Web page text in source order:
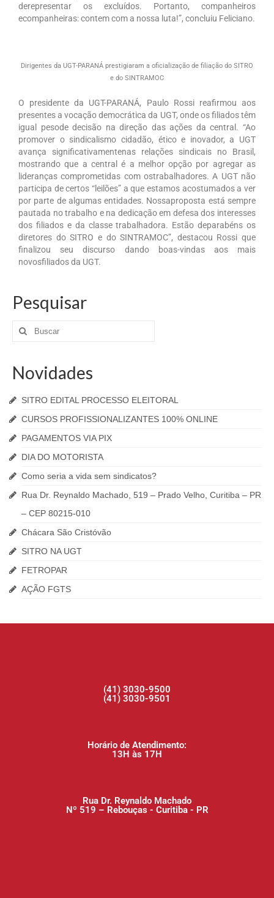
derepresentar os excluídos. Portanto, companheiros
ecompanheiras: contem com a nossa luta!”, concluiu Feliciano.
Dirigentes da UGT-PARANÁ prestigiaram a oficialização de filiação do SITRO
e do SINTRAMOC
O presidente da UGT-PARANÁ, Paulo Rossi reafirmou aos
presentes a vocação democrática da UGT, onde os filiados têm
igual pesode decisão na direção das ações da central. “Ao
promover o sindicalismo cidadão, ético e inovador, a UGT
avança significativamentenas relações sindicais no Brasil,
mostrando que a central é a melhor opção por agregar as
lideranças comprometidas com ostrabalhadores. A UGT não
participa de certos “leilões” a que estamos acostumados a ver
por parte de algumas entidades. Nossaproposta está sempre
pautada no trabalho e na dedicação em defesa dos interesses
dos filiados e da classe trabalhadora. Estão deparabéns os
diretores do SITRO e do SINTRAMOC”, destacou Rossi que
finalizou seu discurso dando boas-vindas aos mais
novosfiliados da UGT.
Pesquisar
Novidades
SITRO EDITAL PROCESSO ELEITORAL
CURSOS PROFISSIONALIZANTES 100% ONLINE
PAGAMENTOS VIA PIX
DIA DO MOTORISTA
Como seria a vida sem sindicatos?
Rua Dr. Reynaldo Machado, 519 – Prado Velho, Curitiba – PR
– CEP 80215-010
Chácara São Cristóvão
SITRO NA UGT
FETROPAR
AÇÃO FGTS
(41) 3030-9500
(41) 3030-9501
Horário de Atendimento:
13H às 17H
Rua Dr. Reynaldo Machado
Nº 519 – Rebouças - Curitiba - PR